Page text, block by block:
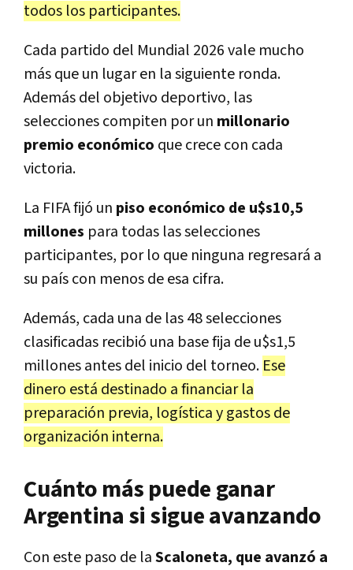
todos los participantes.
Cada partido del Mundial 2026 vale mucho
más que un lugar en la siguiente ronda.
Además del objetivo deportivo, las
selecciones compiten por un millonario
premio económico que crece con cada
victoria.
La FIFA fijó un piso económico de u$s10,5
millones para todas las selecciones
participantes, por lo que ninguna regresará a
su país con menos de esa cifra.
Además, cada una de las 48 selecciones
clasificadas recibió una base fija de u$s1,5
millones antes del inicio del torneo. Ese
dinero está destinado a financiar la
preparación previa, logística y gastos de
organización interna.
Cuánto más puede ganar
Argentina si sigue avanzando
Con este paso de laScaloneta, que avanzó a